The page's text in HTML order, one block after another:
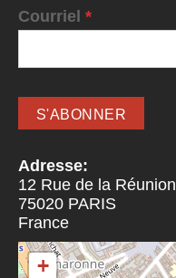
Courriel *
Adresse:
12 Rue de la Réunion
75020 PARIS
France
+